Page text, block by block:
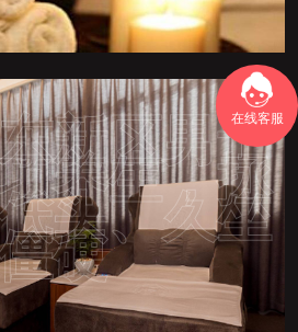
在线客服
新区男士
养生，拯
头、久坐
硬